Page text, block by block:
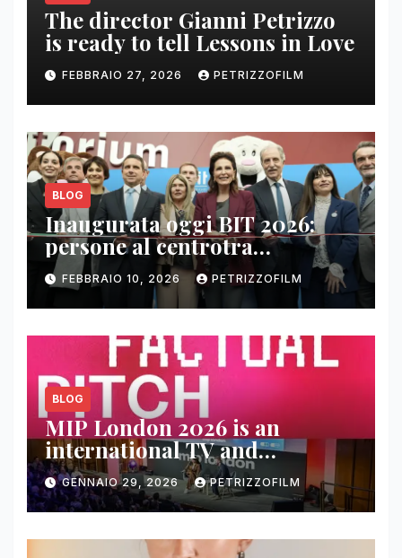
The director Gianni Petrizzo
is ready to tell Lessons in Love
FEBBRAIO 27, 2026 PETRIZZOFILM
BLOG
Inaugurata oggi BIT 2026:
persone al centrotra
contenuti, relazioni e business
FEBBRAIO 10, 2026 PETRIZZOFILM
BLOG
MIP London 2026 is an
international TV and
streaming content market
GENNAIO 29, 2026 PETRIZZOFILM